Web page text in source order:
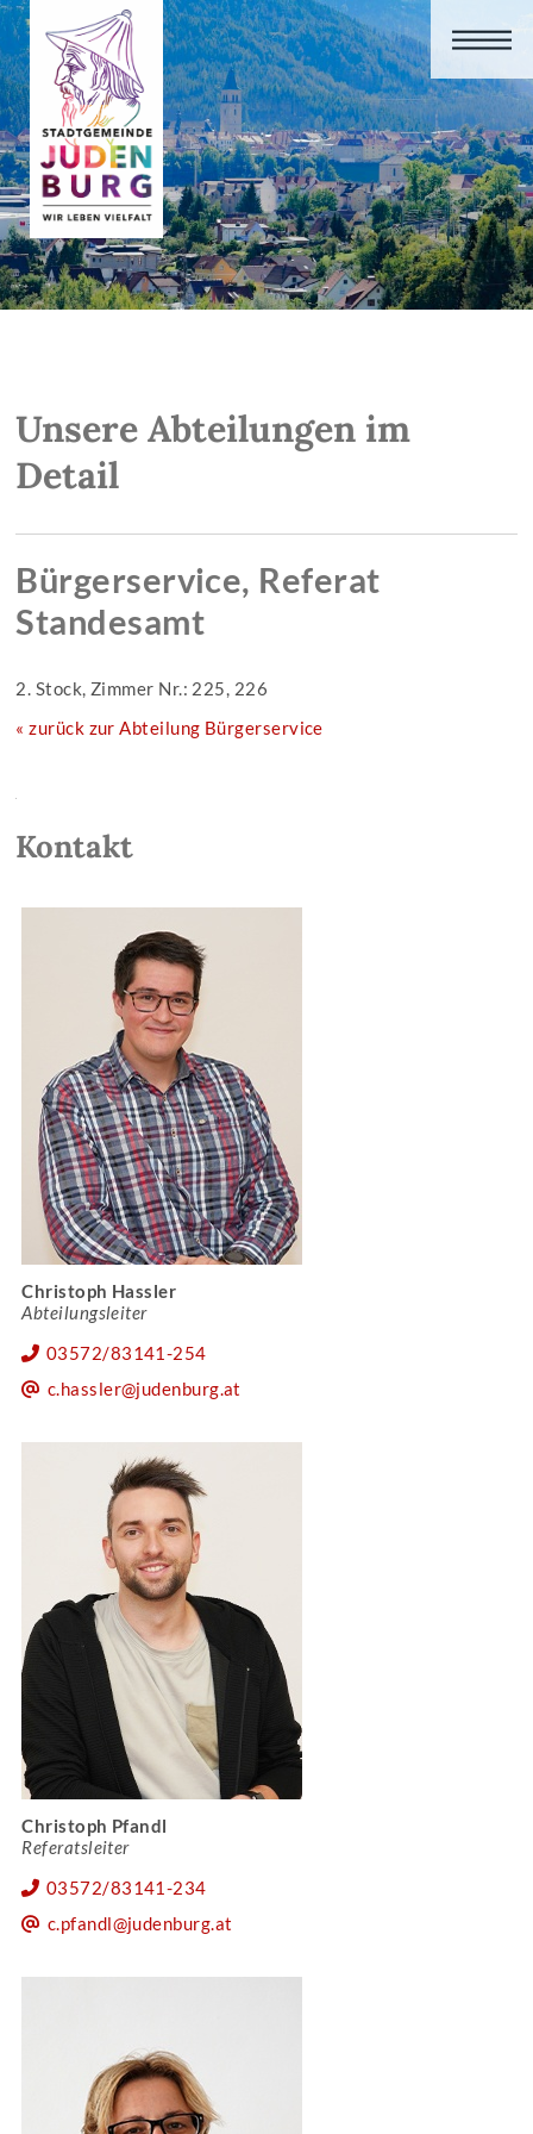
Unsere Abteilungen im
Detail
Bürgerservice, Referat
Standesamt
2. Stock, Zimmer Nr.: 225, 226
« zurück zur Abteilung Bürgerservice
Kontakt
Christoph Hassler
Abteilungsleiter
03572/83141-254
c.hassler@judenburg.at
Christoph Pfandl
Referatsleiter
03572/83141-234
c.pfandl@judenburg.at